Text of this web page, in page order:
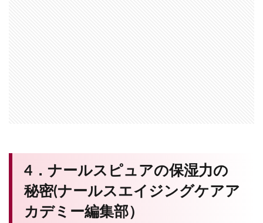
4．ナールスピュアの保湿力の
秘密(ナールスエイジングケアア
カデミー編集部）